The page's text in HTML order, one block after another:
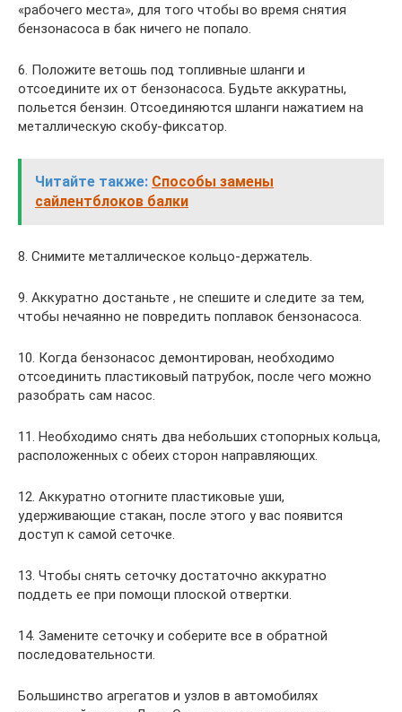
«рабочего места», для того чтобы во время снятия
бензонасоса в бак ничего не попало.
6. Положите ветошь под топливные шланги и
отсоедините их от бензонасоса. Будьте аккуратны,
польется бензин. Отсоединяются шланги нажатием на
металлическую скобу-фиксатор.
Читайте также: Способы замены
сайлентблоков балки
8. Снимите металлическое кольцо-держатель.
9. Аккуратно достаньте , не спешите и следите за тем,
чтобы нечаянно не повредить поплавок бензонасоса.
10. Когда бензонасос демонтирован, необходимо
отсоединить пластиковый патрубок, после чего можно
разобрать сам насос.
11. Необходимо снять два небольших стопорных кольца,
расположенных с обеих сторон направляющих.
12. Аккуратно отогните пластиковые уши,
удерживающие стакан, после этого у вас появится
доступ к самой сеточке.
13. Чтобы снять сеточку достаточно аккуратно
поддеть ее при помощи плоской отвертки.
14. Замените сеточку и соберите все в обратной
последовательности.
Большинство агрегатов и узлов в автомобилях